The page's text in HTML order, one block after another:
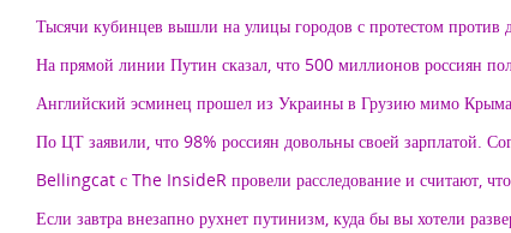
Тысячи кубинцев вышли на улицы городов с протестом против
На прямой линии Путин сказал, что 500 миллионов россиян
Английский эсминец прошел из Украины в Грузию мимо Крыма.
По ЦТ заявили, что 98% россиян довольны своей зарплатой.
Bellingcat с The InsideR провели расследование и считают,
Если завтра внезапно рухнет путинизм, куда бы вы хотели